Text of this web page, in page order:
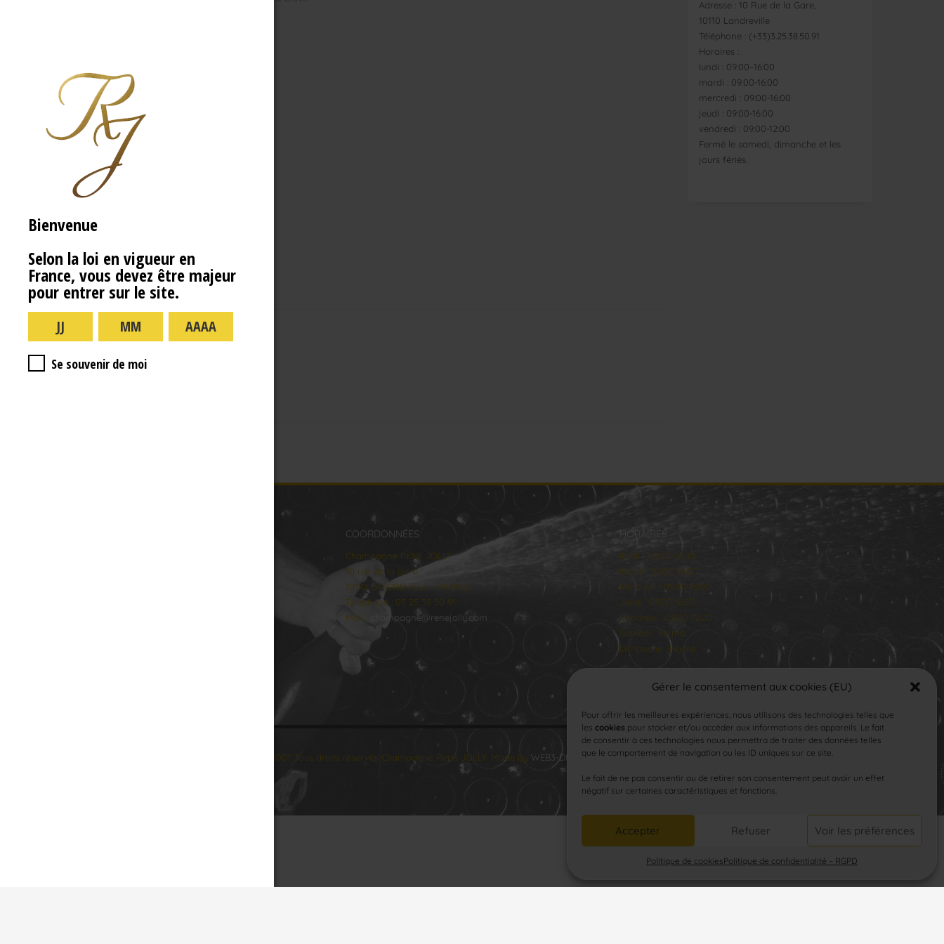
Gérer le consentement aux cookies (EU)
Pour offrir les meilleures expériences, nous utilisons des technologies telles que
les cookies pour stocker et/ou accéder aux informations des appareils. Le fait
de consentir à ces technologies nous permettra de traiter des données telles
que le comportement de navigation ou les ID uniques sur ce site.
Le fait de ne pas consentir ou de retirer son consentement peut avoir un effet
négatif sur certaines caractéristiques et fonctions.
Accepter Refuser Voir les préférences
Politique de cookiesPolitique de confidentialité – RGPD
Adresse : 10 Rue de la Gare,
10110 Landreville
Téléphone : (+33)3.25.38.50.91
Horaires :
lundi : 09:00–16:00
mardi : 09:00-16:00
mercredi : 09:00-16:00
jeudi : 09:00-16:00
vendredi : 09:00-12:00
Fermé le samedi, dimanche et les
jours fériés.
COORDONNÉES
Champagne RENE JOLLY
10 rue de la gare
10110 LANDREVILLE - FRANCE
Téléphone : 03 25 38 50 91
Mail :
champagne@renejolly.com
HORAIRES
lundi : 09:00–16:00
Mardi : 09:00-16:00
Mercredi : 09:00-16:00
Jeudi : 09:00-16:00
Vendredi : 09:00-12:00
Samedi : Fermé
Dimanche : Fermé
© 2007 Tous droits réservés Champagne René JOLLY. Made by WEB3-DESIGN.
Bienvenue
Selon la loi en vigueur en
France, vous devez être majeur
pour entrer sur le site.
Se souvenir de moi